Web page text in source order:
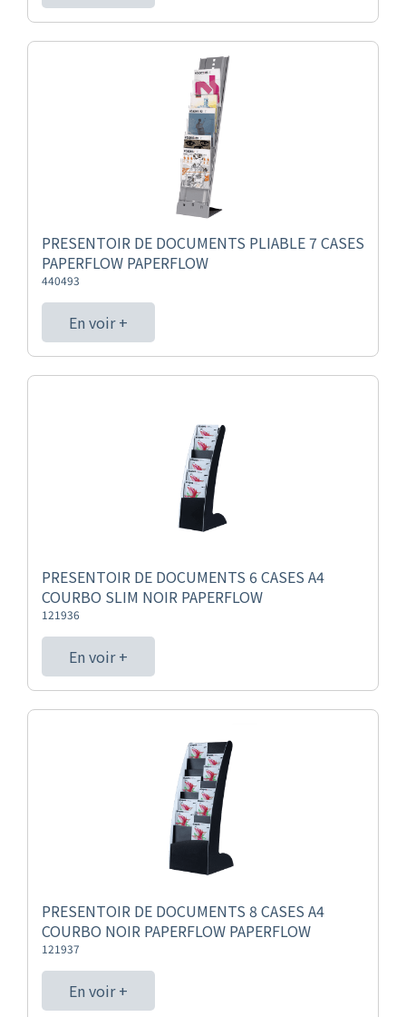
PRESENTOIR DE DOCUMENTS PLIABLE 7 CASES
PAPERFLOW PAPERFLOW
440493
En voir +
PRESENTOIR DE DOCUMENTS 6 CASES A4
COURBO SLIM NOIR PAPERFLOW
121936
En voir +
PRESENTOIR DE DOCUMENTS 8 CASES A4
COURBO NOIR PAPERFLOW PAPERFLOW
121937
En voir +